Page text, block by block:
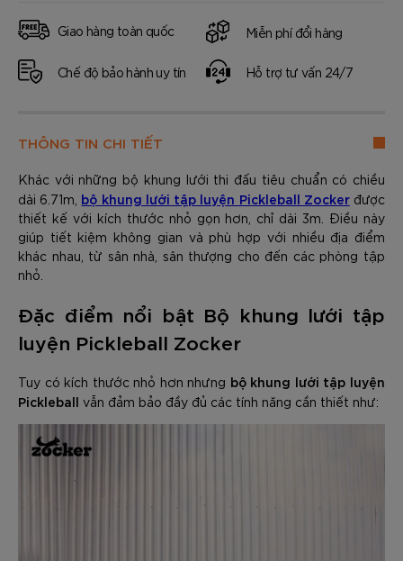
Giao hàng toàn quốc Miễn phí đổi hàng
Chế độ bảo hành uy tín Hỗ trợ tư vấn 24/7
THÔNG TIN CHI TIẾT
Khác với những bộ khung lưới thi đấu tiêu chuẩn có chiều
dài 6.71m, bộ khung lưới tập luyện Pickleball Zockerđược
thiết kế với kích thước nhỏ gọn hơn, chỉ dài 3m. Điều này
giúp tiết kiệm không gian và phù hợp với nhiều địa điểm
khác nhau, từ sân nhà, sân thượng cho đến các phòng tập
nhỏ.
Đặc điểm nổi bật Bộ khung lưới tập
luyện Pickleball Zocker
Tuy có kích thước nhỏ hơn nhưng bộ khung lưới tập luyện
Pickleball vẫn đảm bảo đầy đủ các tính năng cần thiết như: